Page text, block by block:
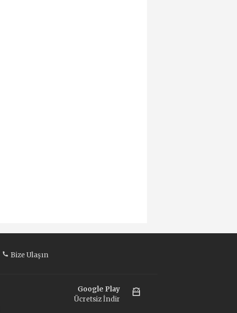
Bize Ulaşın
Google Play
Ücretsiz İndir